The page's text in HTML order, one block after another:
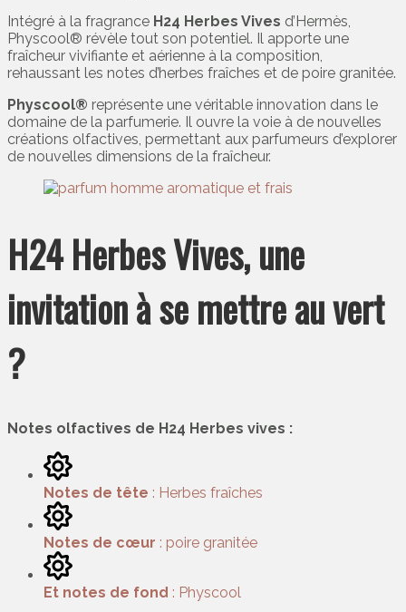
Intégré à la fragrance H24 Herbes Vives d’Hermès,
Physcool® révèle tout son potentiel. Il apporte une
fraîcheur vivifiante et aérienne à la composition,
rehaussant les notes d’herbes fraîches et de poire granitée.
Physcool® représente une véritable innovation dans le
domaine de la parfumerie. Il ouvre la voie à de nouvelles
créations olfactives, permettant aux parfumeurs d’explorer
de nouvelles dimensions de la fraîcheur.
H24 Herbes Vives, une
invitation à se mettre au vert
?
Notes olfactives de H24 Herbes vives :
Notes de tête : Herbes fraîches
Notes de cœur : poire granitée
Et notes de fond : Physcool